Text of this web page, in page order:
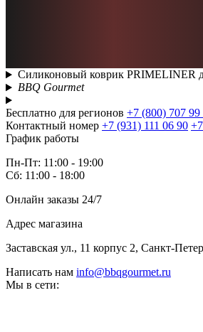
Силиконовый коврик PRIMELINER
BBQ Gourmet
Бесплатно для регионов +7 (800) 707 99
Контактный номер +7 (931) 111 06 90
График работы
Пн-Пт: 11:00 - 19:00
Сб: 11:00 - 18:00
Онлайн заказы 24/7
Адрес магазина
Заставская ул., 11 корпус 2, Санкт-
Написать нам info@bbqgourmet.ru
Мы в сети: